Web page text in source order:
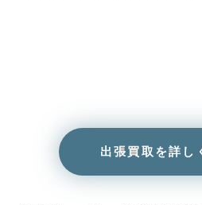
出張買取を詳し